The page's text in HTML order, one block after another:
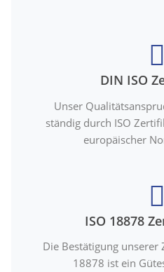
DIN ISO
Unser
ständig durch ISO
europäischer
ISO 18878
Die Bestätigung unserer
18878 ist ein